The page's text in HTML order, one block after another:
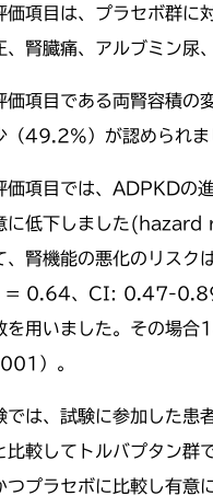
価項目は、プラセボ群に
、腎臓痛、アルブミン尿
価項目である両腎容積
（49.2%）が認められ
価項目では、ADPKDの
に低下しました
、腎機能の悪化のリ
0.64、CI: 0.47-0.89、
を用いました。その場
）。
では、試験に参加した
比較してトルバプタン
つプラセボに比較し有